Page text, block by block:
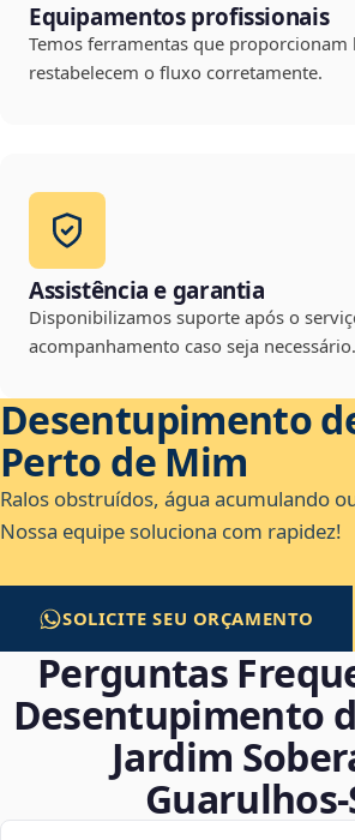
Equipamentos profissionais
Temos ferramentas que proporcionam
restabelecem o fluxo corretamente.
Assistência e garantia
Disponibilizamos suporte após o
acompanhamento caso seja necessário.
Desentupimento
Perto de Mim
Ralos obstruídos, água acumulando
Nossa equipe soluciona com rapidez!
SOLICITE SEU ORÇAMENTO
Perguntas
Desentupimento
Jardim